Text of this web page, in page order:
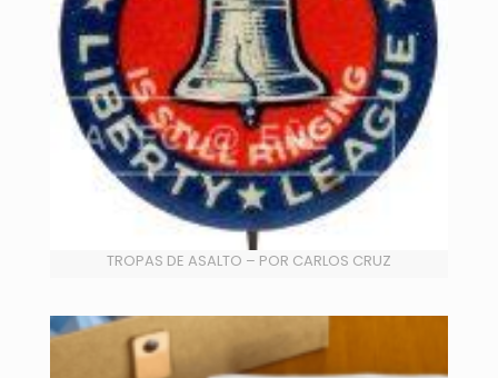
TROPAS DE ASALTO – POR CARLOS CRUZ